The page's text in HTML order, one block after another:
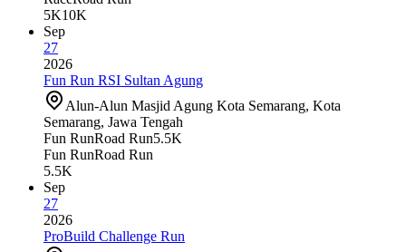
5K10K
Sep
27
2026
Fun Run RSI Sultan Agung
Alun-Alun Masjid Agung Kota Semarang, Kota
Semarang, Jawa Tengah
Fun RunRoad Run5.5K
Fun RunRoad Run
5.5K
Sep
27
2026
ProBuild Challenge Run